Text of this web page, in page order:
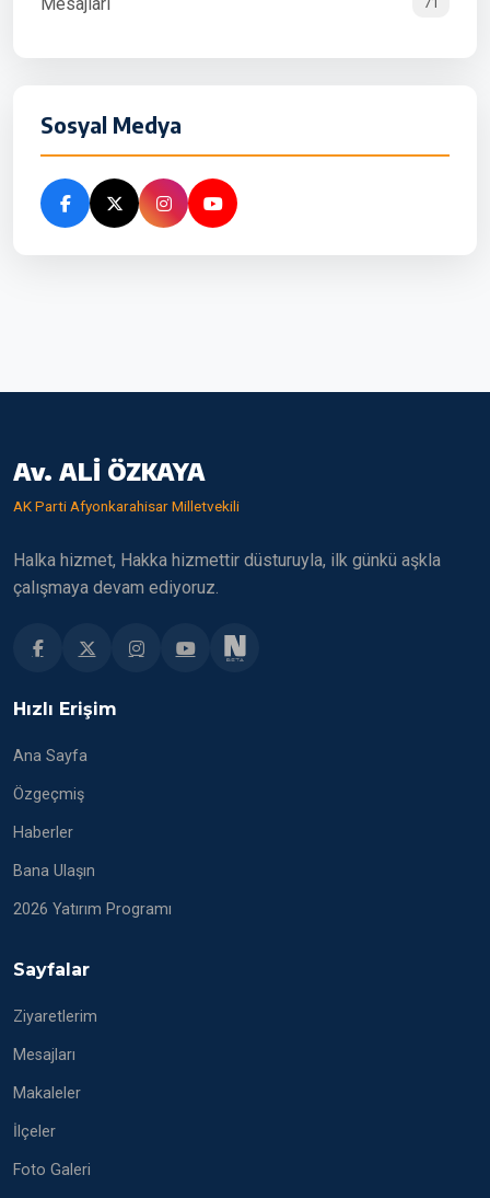
Sosyal Medya
Av. ALİ ÖZKAYA
AK Parti Afyonkarahisar Milletvekili
Halka hizmet, Hakka hizmettir düsturuyla, ilk günkü aşkla
çalışmaya devam ediyoruz.
Hızlı Erişim
Ana Sayfa
Özgeçmiş
Haberler
Bana Ulaşın
2026 Yatırım Programı
Sayfalar
Ziyaretlerim
Mesajları
Makaleler
İlçeler
Foto Galeri